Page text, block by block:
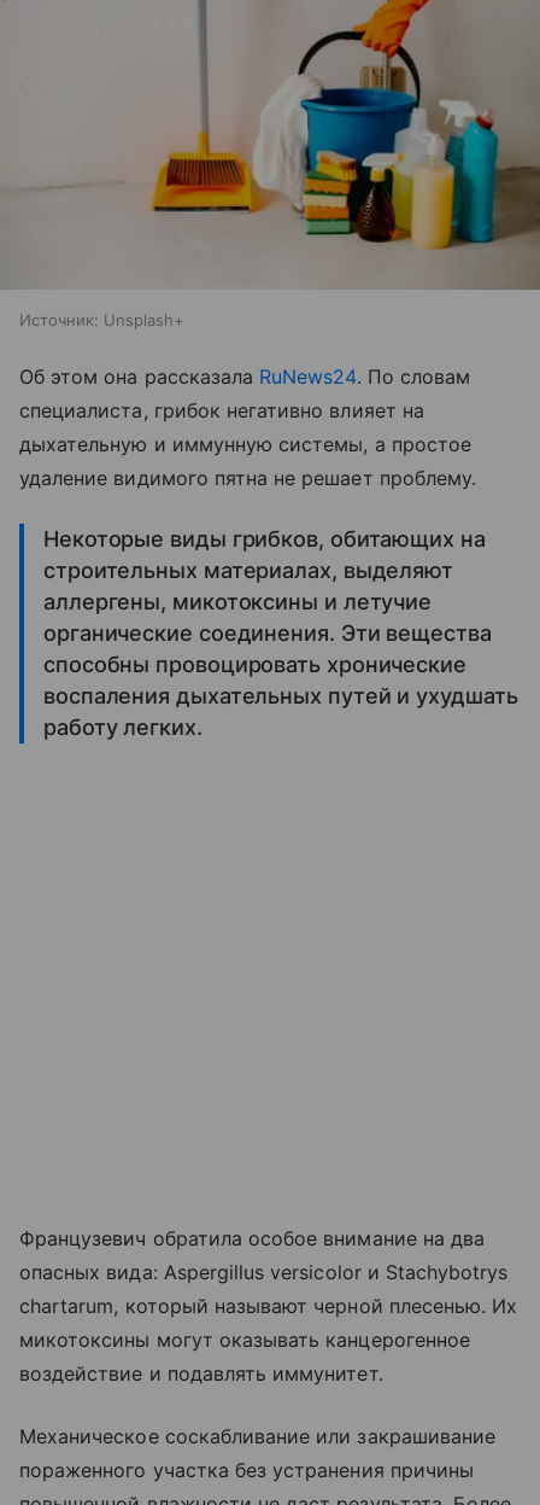
Источник: Unsplash+
Об этом она рассказала RuNews24. По словам
специалиста, грибок негативно влияет на
дыхательную и иммунную системы, а простое
удаление видимого пятна не решает проблему.
Некоторые виды грибков, обитающих на
строительных материалах, выделяют
аллергены, микотоксины и летучие
органические соединения. Эти вещества
способны провоцировать хронические
воспаления дыхательных путей и ухудшать
работу легких.
Французевич обратила особое внимание на два
опасных вида: Aspergillus versicolor и Stachybotrys
chartarum, который называют черной плесенью. Их
микотоксины могут оказывать канцерогенное
воздействие и подавлять иммунитет.
Механическое соскабливание или закрашивание
пораженного участка без устранения причины